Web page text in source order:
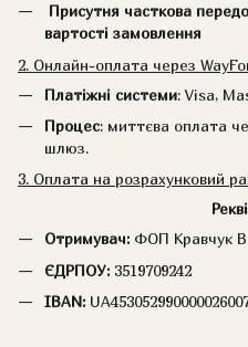
Присутня часткова
вартості замовлення
2. Онлайн-оплата через
Платіжні системи: Visa,
Процес: миттєва оплата
шлюз.
3. Оплата на розрахунковий
Отримувач: ФОП Кравчук
ЄДРПОУ: 3519709242
IBAN: